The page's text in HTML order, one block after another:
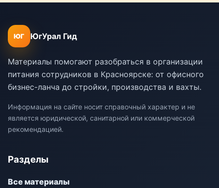
ЮГ ЮгУрал Гид
Материалы помогают разобраться в организации
питания сотрудников в Красноярске: от офисного
бизнес-ланча до стройки, производства и вахты.
Информация на сайте носит справочный характер и не
является юридической, санитарной или коммерческой
рекомендацией.
Разделы
Все материалы